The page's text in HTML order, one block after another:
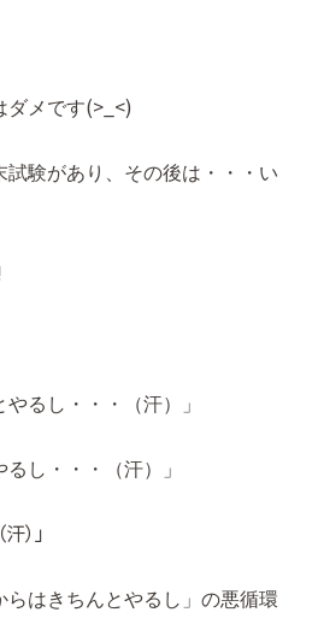
ダメです(>_<)
験があり、その後は・・・い
やるし・・・（汗）」
るし・・・（汗）」
汗）」
はきちんとやるし」の悪循環